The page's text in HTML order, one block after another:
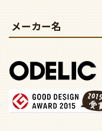
メーカー名